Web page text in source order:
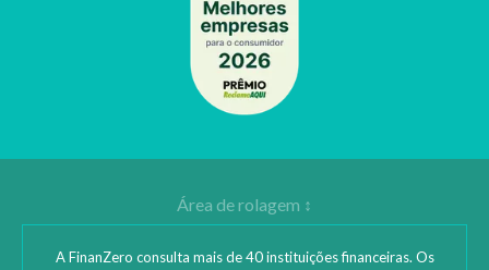
A FinanZero consulta mais de 40 instituições financeiras. Os